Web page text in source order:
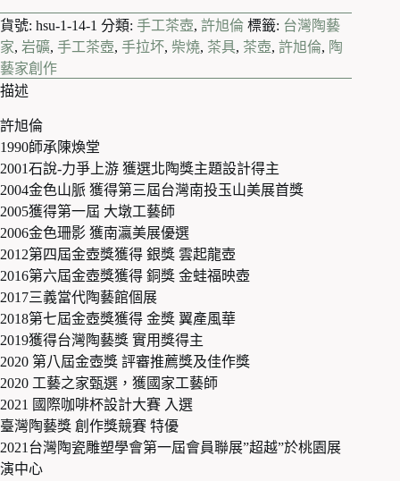
貨號: hsu-1-14-1 分類: 手工茶壺, 許旭倫 標籤: 台灣陶藝
家, 岩礦, 手工茶壺, 手拉坏, 柴燒, 茶具, 茶壺, 許旭倫, 陶
藝家創作
描述
許旭倫
1990師承陳煥堂
2001石說-力爭上游 獲選北陶獎主題設計得主
2004金色山脈 獲得第三屆台灣南投玉山美展首獎
2005獲得第一屆 大墩工藝師
2006金色珊影 獲南瀛美展優選
2012第四屆金壺獎獲得 銀獎 雲起龍壺
2016第六屆金壺獎獲得 銅獎 金蛙福映壺
2017三義當代陶藝館個展
2018第七屆金壺獎獲得 金獎 翼產風華
2019獲得台灣陶藝獎 實用獎得主
2020 第八屆金壺獎 評審推薦獎及佳作獎
2020 工藝之家甄選，獲國家工藝師
2021 國際咖啡杯設計大賽 入選
臺灣陶藝獎 創作獎競賽 特優
2021台灣陶瓷雕塑學會第一屆會員聯展”超越”於桃園展
演中心